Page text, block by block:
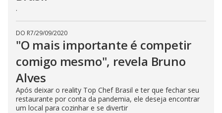
.
DO R7/29/09/2020
"O mais importante é competir
comigo mesmo", revela Bruno
Alves
Após deixar o reality Top Chef Brasil e ter que fechar seu
restaurante por conta da pandemia, ele deseja encontrar
um local para cozinhar e se divertir